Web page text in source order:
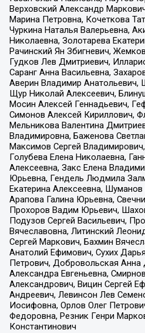
Верховский Александр
Марина Петровна, Кочеткова
Чуркина Наталья Валерьевна,
Николаевна, Золотарева
Рачинский Ян Збигневич,
Гудков Лев Дмитриевич,
Саранг Анна Васильевна,
Аверин Владимир Анатольевич,
Щур Николай Алексеевич,
Мосин Алексей Геннадьевич,
Симонов Алексей Кириллович,
Мельникова Валентина
Владимировна, Баженова
Максимов Сергей
Голубева Елена Николаевна,
Алексеевна, Закс Елена
Юрьевна, Гендель Людмила
Екатерина Алексеевна,
Арапова Галина Юрьевна,
Прохоров Вадим Юрьевич,
Подузов Сергей Васильевич,
Вячеславовна, Литинский
Сергей Маркович, Бахмин
Анатолий Ефимович, Сухих
Петрович, Добровольская
Александра Евгеньевна,
Александрович, Вицин Сергей
Андреевич, Левинсон Лев
Иосифовна, Орлов Олег
Федоровна, Резник Генри
Константинович